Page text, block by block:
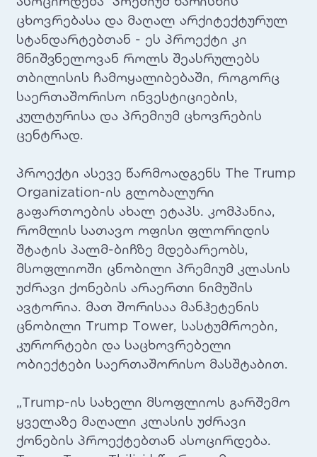
ცხოვრებასა და მაღალ არქიტექტურულ
სტანდარტებთან - ეს პროექტი კი
მნიშვნელოვან როლს შეასრულებს
თბილისის ჩამოყალიბებაში, როგორც
საერთაშორისო ინვესტიციების,
კულტურისა და პრემიუმ ცხოვრების
ცენტრად.
პროექტი ასევე წარმოადგენს The Trump
Organization-ის გლობალური
გაფართოების ახალ ეტაპს. კომპანია,
რომლის სათავო ოფისი ფლორიდის
შტატის პალმ-ბიჩზე მდებარეობს,
მსოფლიოში ცნობილი პრემიუმ კლასის
უძრავი ქონების არაერთი ნიმუშის
ავტორია. მათ შორისაა მანჰეტენის
ცნობილი Trump Tower, სასტუმროები,
კურორტები და საცხოვრებელი
ობიექტები საერთაშორისო მასშტაბით.
„Trump-ის სახელი მსოფლიოს გარშემო
ყველაზე მაღალი კლასის უძრავი
ქონების პროექტებთან ასოცირდება.